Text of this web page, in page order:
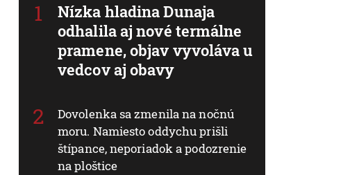
Nízka hladina Dunaja
odhalila aj nové termálne
pramene, objav vyvoláva u
vedcov aj obavy
Dovolenka sa zmenila na nočnú
moru. Namiesto oddychu prišli
štípance, neporiadok a podozrenie
na ploštice